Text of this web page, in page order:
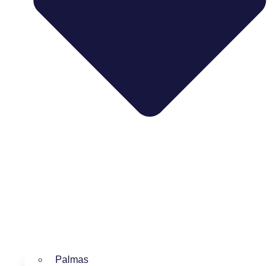
Palmas